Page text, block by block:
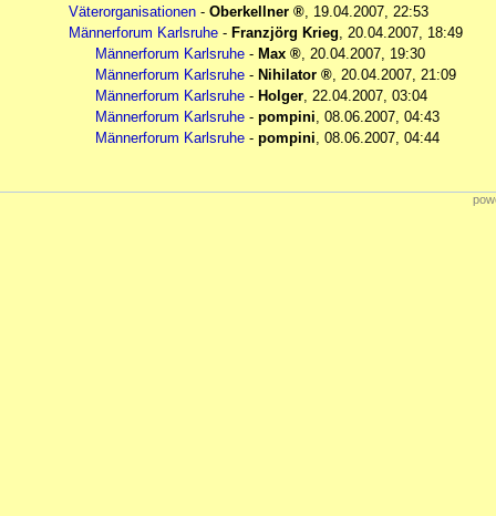
Väterorganisationen - Oberkellner
19.04.2007, 22:53
Männerforum Karlsruhe - Franzjörg Krieg
20.04.2007, 18:49
Männerforum Karlsruhe - Max
20.04.2007, 19:30
Männerforum Karlsruhe - Nihilator
20.04.2007, 21:09
Männerforum Karlsruhe - Holger 22.04.2007, 03:04
Männerforum Karlsruhe - pompini 08.06.2007, 04:43
Männerforum Karlsruhe - pompini 08.06.2007, 04:44